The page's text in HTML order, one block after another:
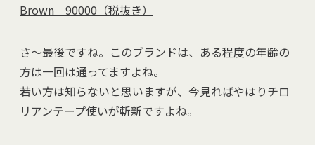
Brown 90000（税抜き）
さ～最後ですね。このブランドは、ある程度の年齢の
方は一回は通ってますよね。
若い方は知らないと思いますが、今見ればやはりチロ
リアンテープ使いが斬新ですよね。